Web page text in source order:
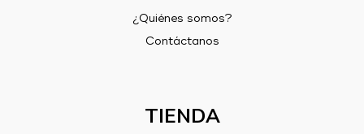
¿Quiénes somos?
Contáctanos
TIENDA